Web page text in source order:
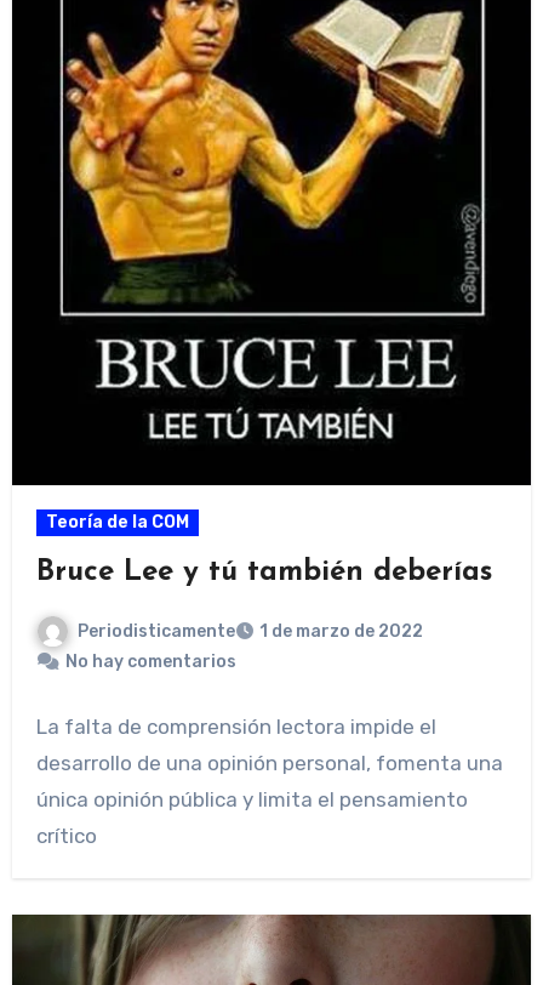
Teoría de la COM
Bruce Lee y tú también deberías
Periodisticamente
1 de marzo de 2022
No hay comentarios
La falta de comprensión lectora impide el
desarrollo de una opinión personal, fomenta una
única opinión pública y limita el pensamiento
crítico